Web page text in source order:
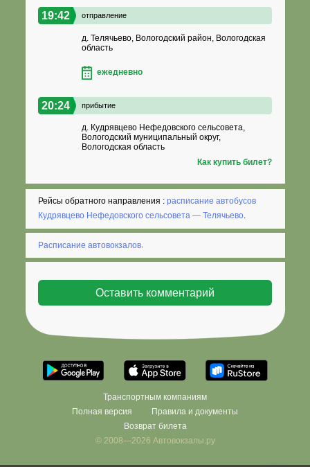
19:42 отправление
д. Телячьево, Вологодский район, Вологодская
область
ежедневно
20:24 прибытие
д. Кудрявцево Нефедовского сельсовета,
Вологодский муниципальный округ,
Вологодская область
Как купить билет?
Рейсы обратного направления :расписание автобусов
Кудрявцево Нефедовского сельсовета — Телячьево.
Расписание автовокзалов.
Транспортным компаниям
Полная версия
Правила и документы
Возврат билета
© 2008—2026 Автовокзалы.ру